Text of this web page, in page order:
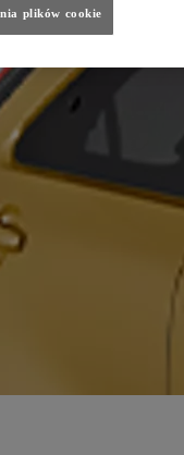
plików cookie